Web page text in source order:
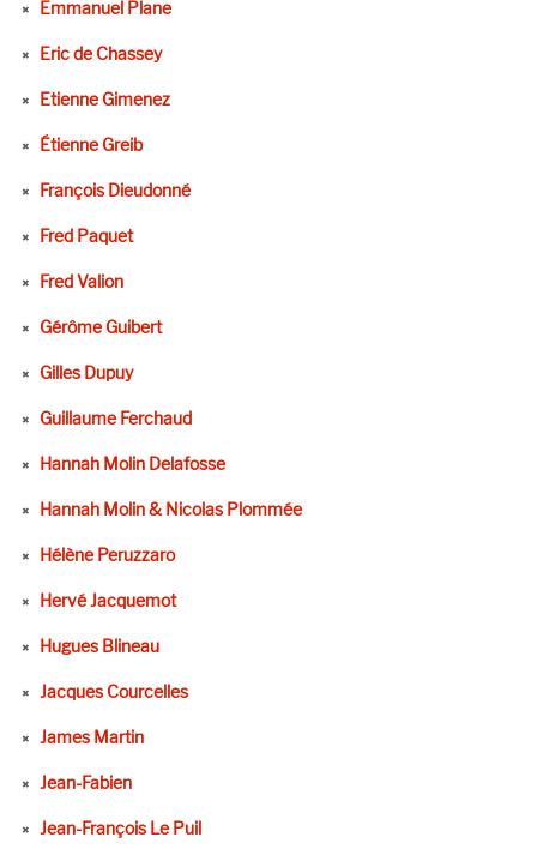
Emmanuel Plane
Eric de Chassey
Etienne Gimenez
Étienne Greib
François Dieudonné
Fred Paquet
Fred Valion
Gérôme Guibert
Gilles Dupuy
Guillaume Ferchaud
Hannah Molin Delafosse
Hannah Molin & Nicolas Plommée
Hélène Peruzzaro
Hervé Jacquemot
Hugues Blineau
Jacques Courcelles
James Martin
Jean-Fabien
Jean-François Le Puil